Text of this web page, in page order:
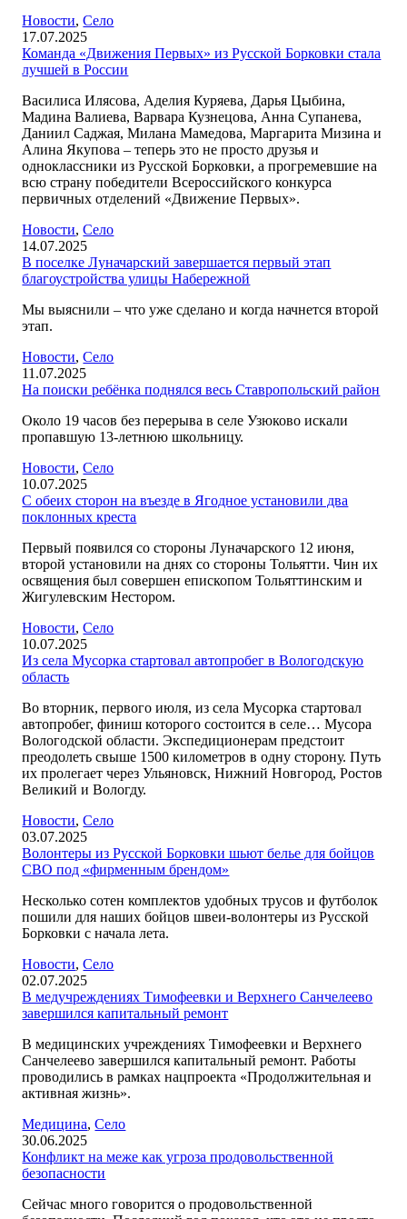
Новости,Село
17.07.2025
Команда «Движения Первых» из Русской Борковки стала
лучшей в России
Василиса Илясова, Аделия Куряева, Дарья Цыбина,
Мадина Валиева, Варвара Кузнецова, Анна Супанева,
Даниил Саджая, Милана Мамедова, Маргарита Мизина и
Алина Якупова – теперь это не просто друзья и
одноклассники из Русской Борковки, а прогремевшие на
всю страну победители Всероссийского конкурса
первичных отделений «Движение Первых».
Новости,Село
14.07.2025
В поселке Луначарский завершается первый этап
благоустройства улицы Набережной
Мы выяснили – что уже сделано и когда начнется второй
этап.
Новости,Село
11.07.2025
На поиски ребёнка поднялся весь Ставропольский район
Около 19 часов без перерыва в селе Узюково искали
пропавшую 13-летнюю школьницу.
Новости,Село
10.07.2025
С обеих сторон на въезде в Ягодное установили два
поклонных креста
Первый появился со стороны Луначарского 12 июня,
второй установили на днях со стороны Тольятти. Чин их
освящения был совершен епископом Тольяттинским и
Жигулевским Нестором.
Новости,Село
10.07.2025
Из села Мусорка стартовал автопробег в Вологодскую
область
Во вторник, первого июля, из села Мусорка стартовал
автопробег, финиш которого состоится в селе… Мусора
Вологодской области. Экспедиционерам предстоит
преодолеть свыше 1500 километров в одну сторону. Путь
их пролегает через Ульяновск, Нижний Новгород, Ростов
Великий и Вологду.
Новости,Село
03.07.2025
Волонтеры из Русской Борковки шьют белье для бойцов
СВО под «фирменным брендом»
Несколько сотен комплектов удобных трусов и футболок
пошили для наших бойцов швеи-волонтеры из Русской
Борковки с начала лета.
Новости,Село
02.07.2025
В медучреждениях Тимофеевки и Верхнего Санчелеево
завершился капитальный ремонт
В медицинских учреждениях Тимофеевки и Верхнего
Санчелеево завершился капитальный ремонт. Работы
проводились в рамках нацпроекта «Продолжительная и
активная жизнь».
Медицина,Село
30.06.2025
Конфликт на меже как угроза продовольственной
безопасности
Сейчас много говорится о продовольственной